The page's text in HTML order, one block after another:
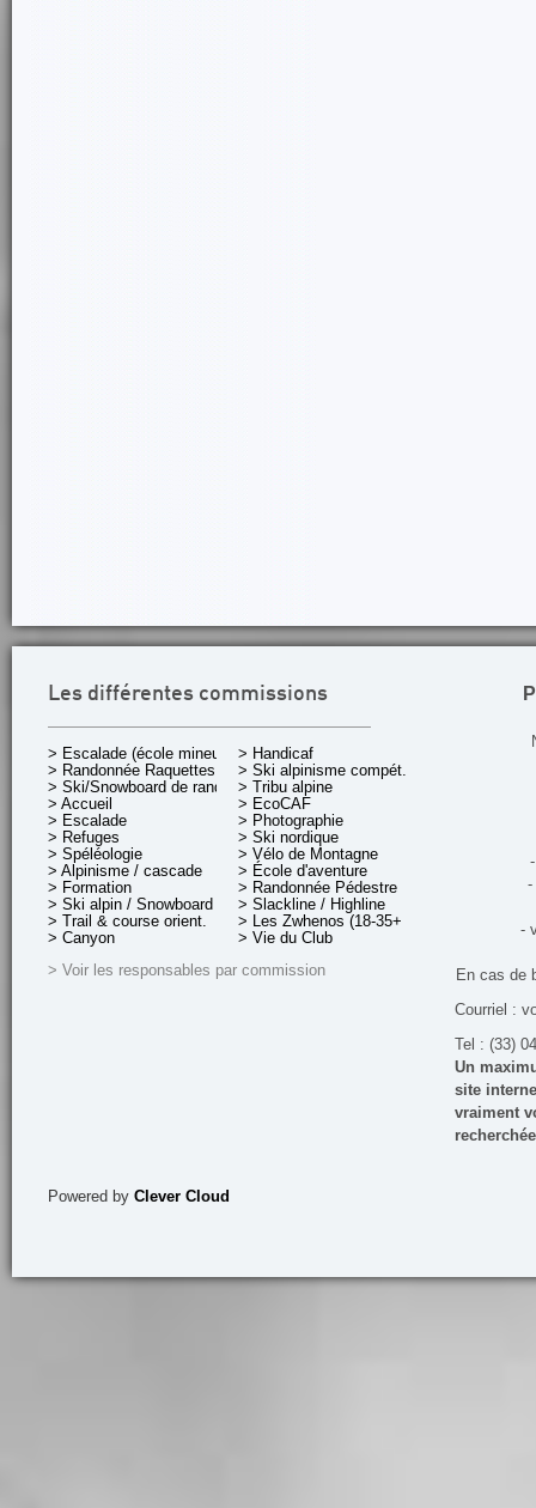
Les différentes commissions
> Escalade (école mineurs)
> Randonnée Raquettes
> Ski/Snowboard de rando.
> Accueil
> Escalade
> Refuges
> Spéléologie
> Alpinisme / cascade
> Formation
> Ski alpin / Snowboard
> Trail & course orient.
> Canyon
> Handicaf
> Ski alpinisme compét.
> Tribu alpine
> EcoCAF
> Photographie
> Ski nordique
> Vélo de Montagne
> École d'aventure
> Randonnée Pédestre
> Slackline / Highline
> Les Zwhenos (18-35+ ans)
> Vie du Club
> Voir les responsables par commission
-
-
En cas de
Courriel :
Tel : (33)
Un
site
vraiment
Powered by Clever Cloud